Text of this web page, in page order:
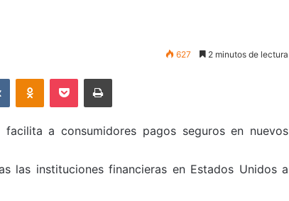
627 2 minutos de lectura
VKontakteOdnoklassniki
Pocket Imprimir
a consumidores pagos seguros en nuevos
las instituciones financieras en Estados Unidos a